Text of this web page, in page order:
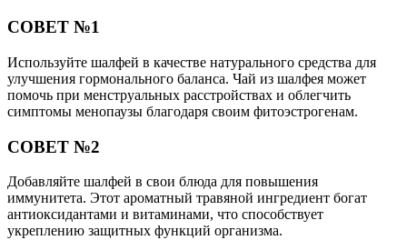
СОВЕТ №1
Используйте шалфей в качестве натурального средства для
улучшения гормонального баланса. Чай из шалфея может
помочь при менструальных расстройствах и облегчить
симптомы менопаузы благодаря своим фитоэстрогенам.
СОВЕТ №2
Добавляйте шалфей в свои блюда для повышения
иммунитета. Этот ароматный травяной ингредиент богат
антиоксидантами и витаминами, что способствует
укреплению защитных функций организма.